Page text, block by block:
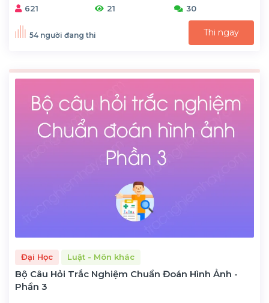
621 21 30
54 người đang thi Thi ngay
Đại Học Luật - Môn khác
Bộ Câu Hỏi Trắc Nghiệm Chuẩn Đoán Hình Ảnh -
Phần 3